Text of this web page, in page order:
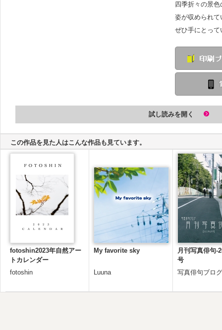
四季折々の景
姿が収められて
ぜひ手にとっ
試し読みを開く
この作品を見た人はこんな作品も見ています。
fotoshin2023年自然アー
トカレンダー
fotoshin
My favorite sky
Luuna
月刊写真俳句-
号
写真俳句ブログ